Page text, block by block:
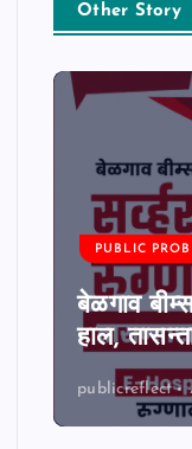
Other Story
PUBLIC
बेळगाव
हाल,
publicreflect